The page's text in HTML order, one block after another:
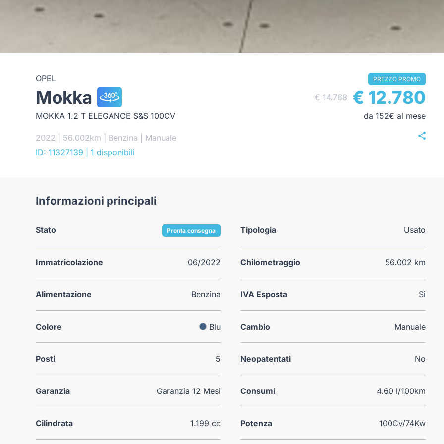
OPEL
Mokka
MOKKA 1.2 T ELEGANCE S&S 100CV
2022 | 56.002km | Benzina | Manuale
ID: 11327139
| 1 disponibili
PREZZO PROMO
€ 14.768 € 12.780
da 152€ al mese
Informazioni principali
Stato Pronta consegna Tipologia Usato
Immatricolazione 06/2022 Chilometraggio 56.002 km
Alimentazione Benzina IVA Esposta Si
Colore Blu Cambio Manuale
Posti 5 Neopatentati No
Garanzia Garanzia 12 Mesi Consumi 4.60 l/100km
Cilindrata 1.199 cc Potenza 100Cv/74Kw